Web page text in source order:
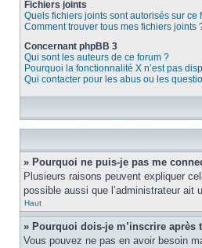
Fichiers joints
Quels fichiers joints sont autorisés sur ce
Comment trouver tous mes fichiers joints
Concernant phpBB 3
Qui sont les auteurs de ce forum ?
Pourquoi la fonctionnalité X n’est pas
Qui contacter pour les abus ou les
» Pourquoi ne puis-je pas me
Plusieurs raisons peuvent expliquer
possible aussi que l’administrateur ait
Haut
» Pourquoi dois-je m’inscrire après
Vous pouvez ne pas en avoir besoin